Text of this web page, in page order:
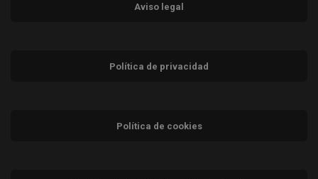
Aviso legal
Política de privacidad
Política de cookies